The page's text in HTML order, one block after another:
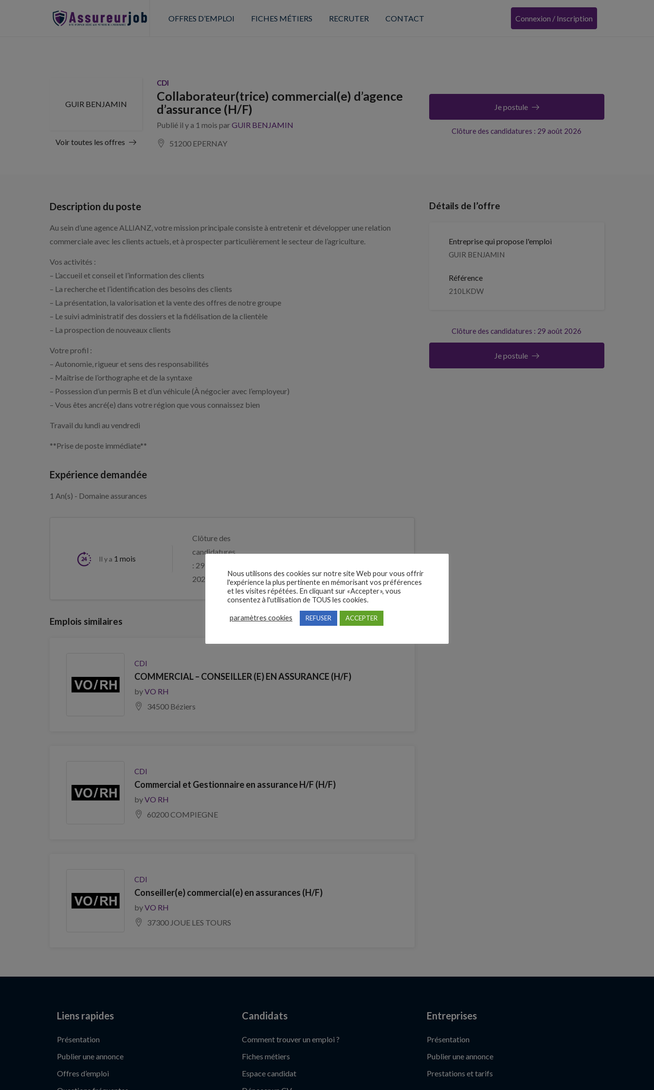
OFFRES D’EMPLOI FICHES MÉTIERS RECRUTER CONTACT Connexion / Inscription
GUIR BENJAMIN
Voir toutes les offres
CDI
Collaborateur(trice) commercial(e) d’agence
d’assurance (H/F)
Publié il y a 1 mois parGUIR BENJAMIN
51200 EPERNAY
Clôture des candidatures : 29 août 2026
Je postule
Description du poste
Au sein d’une agence ALLIANZ, votre mission principale consiste à entretenir et développer une relation
commerciale avec les clients actuels, et à prospecter particulièrement le secteur de l’agriculture.
Vos activités :
– L’accueil et conseil et l’information des clients
– La recherche et l’identification des besoins des clients
– La présentation, la valorisation et la vente des offres de notre groupe
– Le suivi administratif des dossiers et la fidélisation de la clientèle
– La prospection de nouveaux clients
Votre profil :
– Autonomie, rigueur et sens des responsabilités
– Maîtrise de l’orthographe et de la syntaxe
– Possession d’un permis B et d’un véhicule (À négocier avec l’employeur)
– Vous êtes ancré(e) dans votre région que vous connaissez bien
Travail du lundi au vendredi
**Prise de poste immédiate**
Expérience demandée
1 An(s) - Domaine assurances
Il y a 1 mois
Clôture des
candidatures
: 29 août
2026
Emplois similaires
CDI
COMMERCIAL – CONSEILLER (E) EN ASSURANCE (H/F)
byVO RH
34500 Béziers
CDI
Commercial et Gestionnaire en assurance H/F (H/F)
byVO RH
60200 COMPIEGNE
CDI
Conseiller(e) commercial(e) en assurances (H/F)
byVO RH
37300 JOUE LES TOURS
Détails de l’offre
Entreprise qui propose l'emploi
GUIR BENJAMIN
Référence
210LKDW
Clôture des candidatures : 29 août 2026
Je postule
Liens rapides
Présentation
Publier une annonce
Offres d’emploi
Candidats
Comment trouver un emploi ?
Fiches métiers
Espace candidat
Entreprises
Présentation
Publier une annonce
Prestations et tarifs
Nous utilisons des cookies sur notre site Web pour vous offrir
l'expérience la plus pertinente en mémorisant vos préférences
et les visites répétées. En cliquant sur «Accepter», vous
consentez à l'utilisation de TOUS les cookies.
paramètres cookies REFUSER ACCEPTER